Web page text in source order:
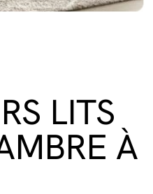
LITS
À